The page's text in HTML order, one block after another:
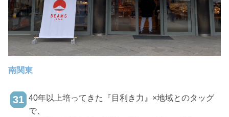
南関東
31 40年以上培ってきた『目利き力』×地域とのタッグ
で、